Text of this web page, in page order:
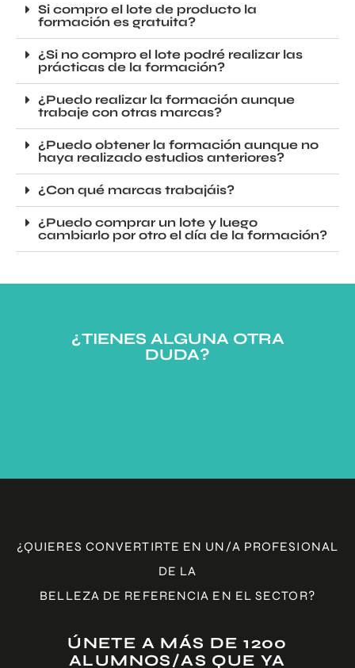
Si compro el lote de producto la
formación es gratuita?
¿Si no compro el lote podré realizar las
prácticas de la formación?
¿Puedo realizar la formación aunque
trabaje con otras marcas?
¿Puedo obtener la formación aunque no
haya realizado estudios anteriores?
¿Con qué marcas trabajáis?
¿Puedo comprar un lote y luego
cambiarlo por otro el día de la formación?
¿TIENES ALGUNA OTRA
DUDA?
¿QUIERES CONVERTIRTE EN UN/A PROFESIONAL
DE LA
BELLEZA DE REFERENCIA EN EL SECTOR?
ÚNETE A MÁS DE 1200
ALUMNOS/AS QUE YA